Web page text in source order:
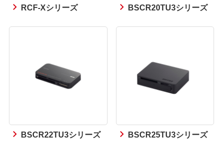
RCF-Xシリーズ BSCR20TU3シリーズ
BSCR22TU3シリーズ BSCR25TU3シリーズ